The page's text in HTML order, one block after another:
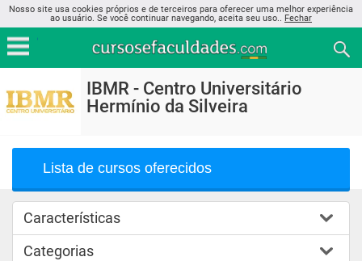
Nosso site usa cookies próprios e de terceiros para oferecer uma melhor experiência
ao usuário. Se você continuar navegando, aceita seu uso.. Fechar
IBMR - Centro Universitário
Hermínio da Silveira
Lista de cursos oferecidos
Características
Categorias